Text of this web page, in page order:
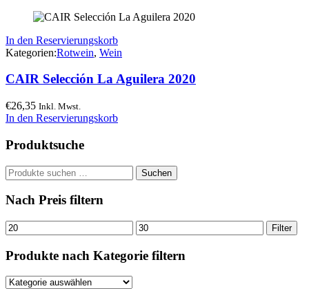
In den Reservierungskorb
Kategorien:Rotwein, Wein
CAIR Selección La Aguilera 2020
€26,35 Inkl. Mwst.
In den Reservierungskorb
Produktsuche
Suchen
nach:
Suchen
Nach Preis filtern
Min.
Preis
Max.
Preis
Filter
Produkte nach Kategorie filtern